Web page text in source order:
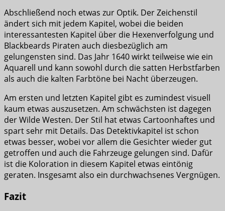
Abschließend noch etwas zur Optik. Der Zeichenstil
ändert sich mit jedem Kapitel, wobei die beiden
interessantesten Kapitel über die Hexenverfolgung und
Blackbeards Piraten auch diesbezüglich am
gelungensten sind. Das Jahr 1640 wirkt teilweise wie ein
Aquarell und kann sowohl durch die satten Herbstfarben
als auch die kalten Farbtöne bei Nacht überzeugen.
Am ersten und letzten Kapitel gibt es zumindest visuell
kaum etwas auszusetzen. Am schwächsten ist dagegen
der Wilde Westen. Der Stil hat etwas Cartoonhaftes und
spart sehr mit Details. Das Detektivkapitel ist schon
etwas besser, wobei vor allem die Gesichter wieder gut
getroffen und auch die Fahrzeuge gelungen sind. Dafür
ist die Koloration in diesem Kapitel etwas eintönig
geraten. Insgesamt also ein durchwachsenes Vergnügen.
Fazit